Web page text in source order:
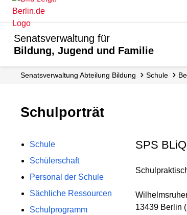
Senatsverwaltung für
Bildung, Jugend und Familie
Senats­verwaltung Abteilung Bildung Schule
Schulporträt
Schule
Schülerschaft
Personal der Schule
Sächliche Ressourcen
Schulprogramm
SPS
13439 Berlin